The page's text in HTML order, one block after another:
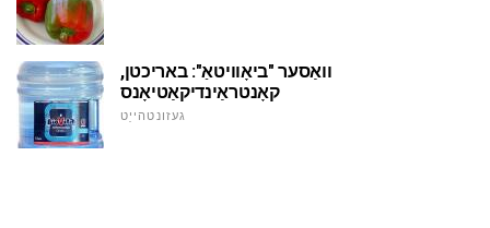
וואַסער "ביאָוויטאַ": באריכטן,
קאָנטראַינדיקאַטיאָנס
געזונטהייַט